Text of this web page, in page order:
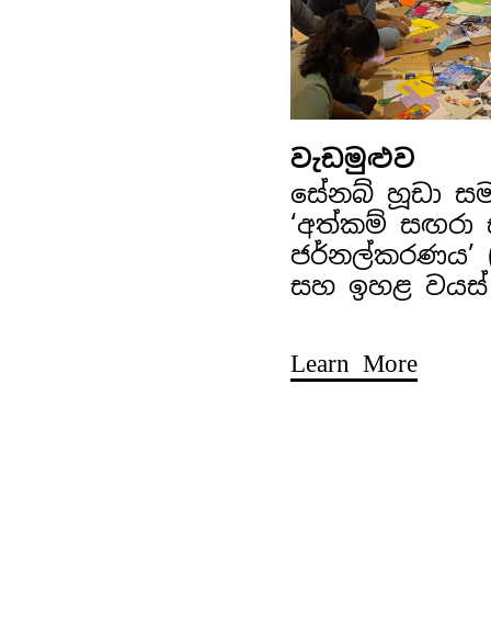
වැඩමුළුව
සේනබ් හූඩා
‘අත්කම් සඟරා
ජර්නල්කරණය’
සහ ඉහළ වයස්
Learn More